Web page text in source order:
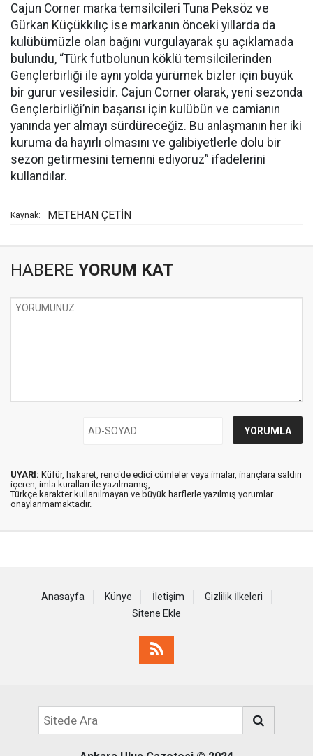
Cajun Corner marka temsilcileri Tuna Peksöz ve
Gürkan Küçükkılıç ise markanın önceki yıllarda da
kulübümüzle olan bağını vurgulayarak şu açıklamada
bulundu, “Türk futbolunun köklü temsilcilerinden
Gençlerbirliği ile aynı yolda yürümek bizler için büyük
bir gurur vesilesidir. Cajun Corner olarak, yeni sezonda
Gençlerbirliği’nin başarısı için kulübün ve camianın
yanında yer almayı sürdüreceğiz. Bu anlaşmanın her iki
kuruma da hayırlı olmasını ve galibiyetlerle dolu bir
sezon getirmesini temenni ediyoruz” ifadelerini
kullandılar.
Kaynak: METEHAN ÇETİN
HABERE YORUM KAT
UYARI: Küfür, hakaret, rencide edici cümleler veya imalar, inançlara saldırı
içeren, imla kuralları ile yazılmamış,
Türkçe karakter kullanılmayan ve büyük harflerle yazılmış yorumlar
onaylanmamaktadır.
Anasayfa Künye İletişim
Gizlilik İlkeleri
Sitene Ekle